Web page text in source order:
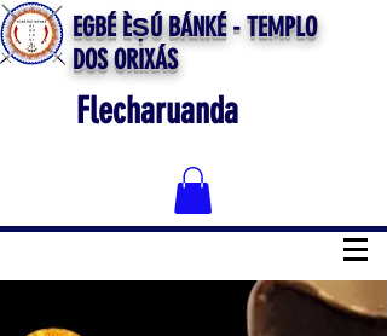
EGBÉ ÈṢÚ BÁNKÉ - TEMPLO
DOS ORIXÁS
Flecharuanda